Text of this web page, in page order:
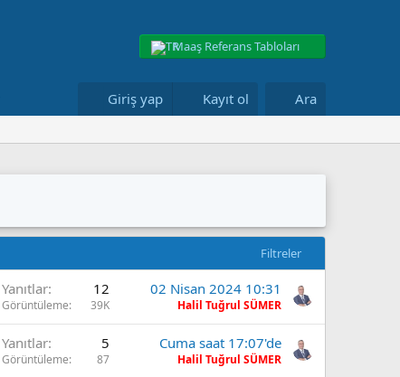
Maaş Referans Tabloları
Giriş yap Kayıt ol Ara
Filtreler
Yanıtlar 12
Görüntüleme 39K
02 Nisan 2024 10:31
Halil Tuğrul SÜMER
Yanıtlar 5
Görüntüleme 87
Cuma saat 17:07'de
Halil Tuğrul SÜMER